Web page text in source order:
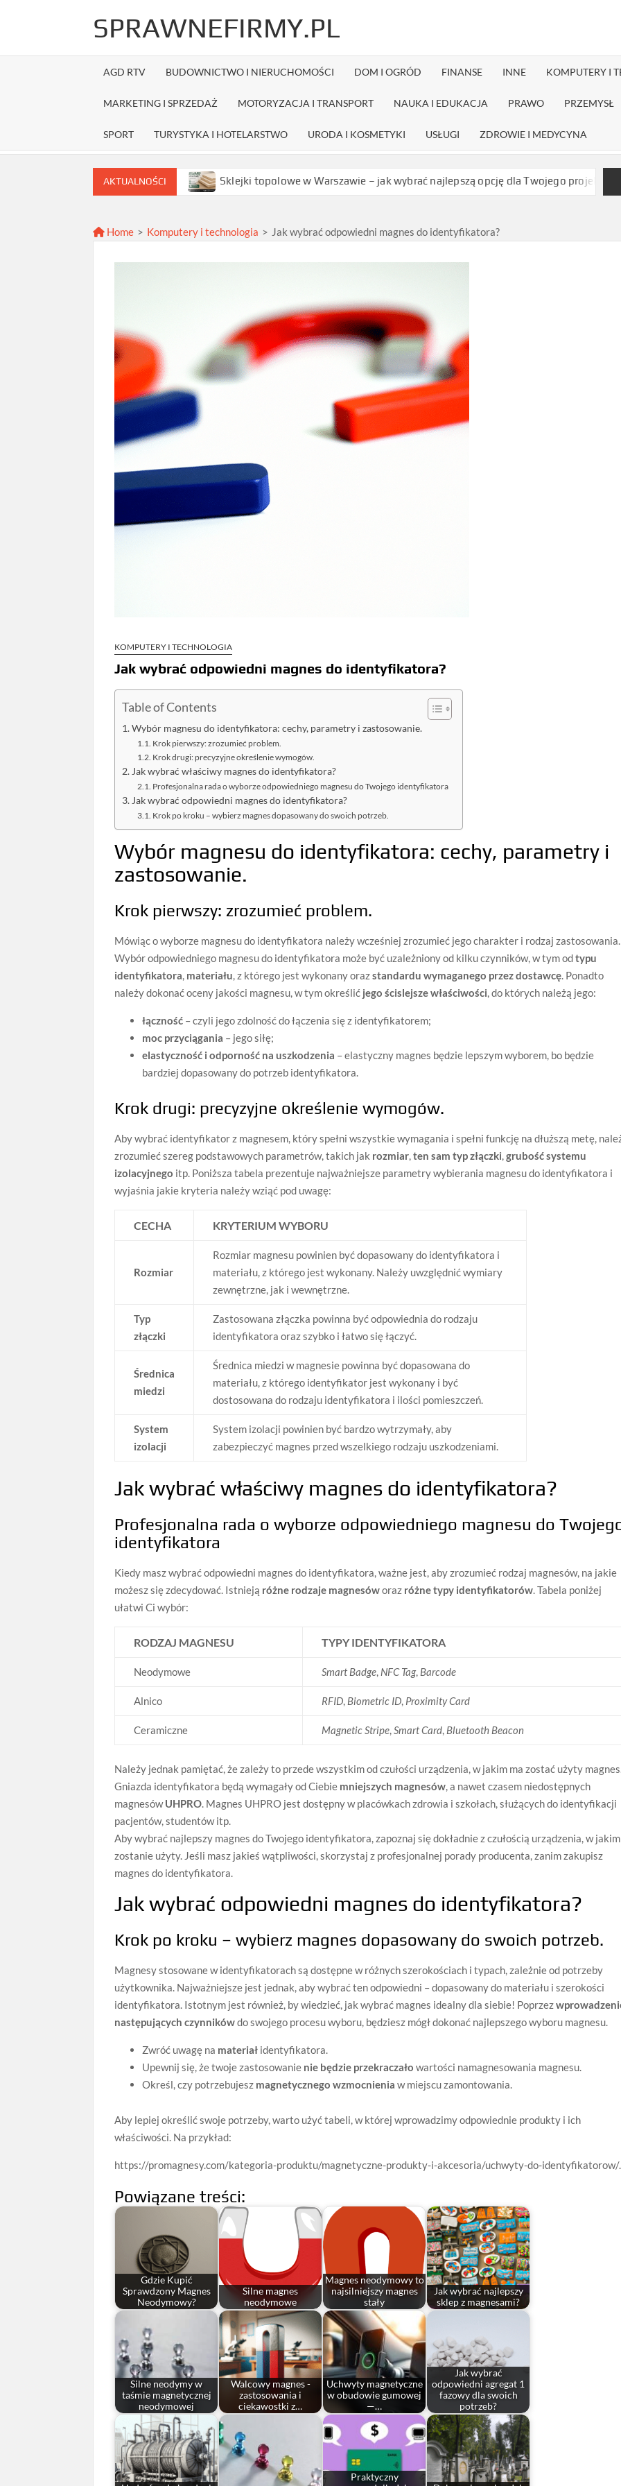
SPRAWNEFIRMY.PL
AGD RTV BUDOWNICTWO I NIERUCHOMOŚCI DOM I OGRÓD FINANSE INNE KOMPUTERY I
MARKETING I SPRZEDAŻ MOTORYZACJA I TRANSPORT NAUKA I EDUKACJA PRAWO PRZEMYSŁ
SPORT TURYSTYKA I HOTELARSTWO URODA I KOSMETYKI USŁUGI ZDROWIE I MEDYCYNA
AKTUALNOŚCI
najlepszą ofertę? Sklejki topolowe w Warszawie – jak wybrać najlepszą opcję dla Twojego projektu? Czy
Home > Komputery i technologia > Jak wybrać odpowiedni magnes do identyfikatora?
KOMPUTERY I TECHNOLOGIA
Jak wybrać odpowiedni magnes do identyfikatora?
Table of Contents
Wybór magnesu do identyfikatora: cechy, parametry i zastosowanie.
Krok pierwszy: zrozumieć problem.
Krok drugi: precyzyjne określenie wymogów.
Jak wybrać właściwy magnes do identyfikatora?
Profesjonalna rada o wyborze odpowiedniego magnesu do Twojego identyfikatora
Jak wybrać odpowiedni magnes do identyfikatora?
Krok po kroku – wybierz magnes dopasowany do swoich potrzeb.
Wybór magnesu do identyfikatora: cechy, parametry i
zastosowanie.
Krok pierwszy: zrozumieć problem.
Mówiąc o wyborze magnesu do identyfikatora należy wcześniej zrozumieć jego charakter i rodzaj zastosowania.
Wybór odpowiedniego magnesu do identyfikatora może być uzależniony od kilku czynników, w tym odtypu
identyfikatora materiału , z którego jest wykonany orazstandardu wymaganego przez dostawcę . Ponadto
należy dokonać oceny jakości magnesu, w tym określić jego ścislejsze właściwości , do których należą jego:
łączność – czyli jego zdolność do łączenia się z identyfikatorem;
moc przyciągania – jego siłę;
elastyczność i odporność na uszkodzenia – elastyczny magnes będzie lepszym wyborem, bo będzie
bardziej dopasowany do potrzeb identyfikatora.
Krok drugi: precyzyjne określenie wymogów.
Aby wybrać identyfikator z magnesem, który spełni wszystkie wymagania i spełni funkcję na dłuższą metę,
zrozumieć szereg podstawowych parametrów, takich jak rozmiar,ten sam typ złączki,grubość systemu
izolacyjnego itp. Poniższa tabela prezentuje najważniejsze parametry wybierania magnesu do identyfikatora i
wyjaśnia jakie kryteria należy wziąć pod uwagę:
CECHA KRYTERIUM WYBORU
Rozmiar
Rozmiar magnesu powinien być dopasowany do identyfikatora i
materiału, z którego jest wykonany. Należy uwzględnić wymiary
zewnętrzne, jak i wewnętrzne.
Typ
złączki
Zastosowana złączka powinna być odpowiednia do rodzaju
identyfikatora oraz szybko i łatwo się łączyć.
Średnica
miedzi
Średnica miedzi w magnesie powinna być dopasowana do
materiału, z którego identyfikator jest wykonany i być
dostosowana do rodzaju identyfikatora i ilości pomieszczeń.
System
izolacji
System izolacji powinien być bardzo wytrzymały, aby
zabezpieczyć magnes przed wszelkiego rodzaju uszkodzeniami.
Jak wybrać właściwy magnes do identyfikatora?
Profesjonalna rada o wyborze odpowiedniego magnesu do
identyfikatora
Kiedy masz wybrać odpowiedni magnes do identyfikatora, ważne jest, aby zrozumieć rodzaj magnesów, na jakie
możesz się zdecydować. Istnieją różne rodzaje magnesóworaz różne typy identyfikatorów. Tabela poniżej
ułatwi Ci wybór:
RODZAJ MAGNESU TYPY IDENTYFIKATORA
Neodymowe Smart Badge, NFC Tag, Barcode
Alnico RFID, Biometric ID, Proximity Card
Ceramiczne Magnetic Stripe,Smart Card, Bluetooth Beacon
Należy jednak pamiętać, że zależy to przede wszystkim od czułości urządzenia, w jakim ma zostać użyty
Gniazda identyfikatora będą wymagały od Ciebie mniejszych magnesów, a nawet czasem niedostępnych
magnesówUHPRO. Magnes UHPRO jest dostępny w placówkach zdrowia i szkołach, służących do identyfikacji
pacjentów, studentów itp.
Aby wybrać najlepszy magnes do Twojego identyfikatora, zapoznaj się dokładnie z czułością urządzenia, w jakim
zostanie użyty. Jeśli masz jakieś wątpliwości, skorzystaj z profesjonalnej porady producenta, zanim zakupisz
magnes do identyfikatora.
Jak wybrać odpowiedni magnes do identyfikatora?
Krok po kroku – wybierz magnes dopasowany do swoich potrzeb.
Magnesy stosowane w identyfikatorach są dostępne w różnych szerokościach i typach, zależnie od potrzeby
użytkownika. Najważniejsze jest jednak, aby wybrać ten odpowiedni – dopasowany do materiału i szerokości
identyfikatora. Istotnym jest również, by wiedzieć, jak wybrać magnes idealny dla siebie! Poprzez
następujących czynnikówdo swojego procesu wyboru, będziesz mógł dokonać najlepszego wyboru magnesu.
Zwróć uwagę na materiał identyfikatora.
Upewnij się, że twoje zastosowanie nie będzie przekraczało wartości namagnesowania magnesu.
Określ, czy potrzebujesz magnetycznego wzmocnienia w miejscu zamontowania.
Aby lepiej określić swoje potrzeby, warto użyć tabeli, w której wprowadzimy odpowiednie produkty i ich
właściwości. Na przykład:
https://promagnesy.com/kategoria-produktu/magnetyczne-produkty-i-akcesoria/uchwyty-do-identyfikatorow/.
Powiązane treści:
Gdzie Kupić
Sprawdzony Magnes
Neodymowy?
Silne magnes
neodymowe
Magnes neodymowy to
najsilniejszy magnes
stały
Jak wybrać najlepszy
sklep z magnesami?
Silne neodymy w
taśmie magnetycznej
neodymowej
Walcowy magnes -
zastosowania i
ciekawostki z…
Uchwyty magnetyczne
w obudowie gumowej
—…
Jak wybrać
odpowiedni agregat 1
fazowy dla swoich
potrzeb?
Praktyczny